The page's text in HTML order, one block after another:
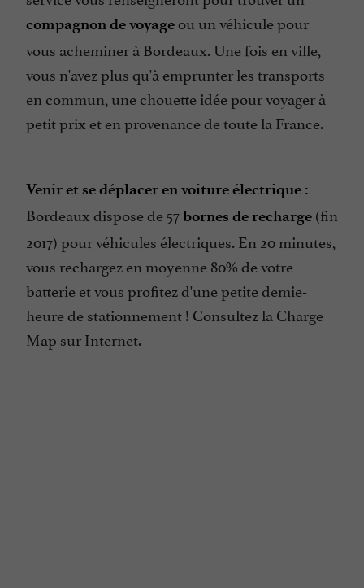
compagnon de voyage ou un véhicule pour
vous acheminer à Bordeaux. Une fois en ville,
vous n'avez plus qu'à emprunter les transports
en commun, une chouette idée pour voyager à
petit prix et en provenance de toute la France.
Venir et se déplacer en voiture électrique :
Bordeaux dispose de 57bornes de recharge (fin
2017) pour véhicules électriques. En 20 minutes,
vous rechargez en moyenne 80% de votre
batterie et vous profitez d'une petite demie-
heure de stationnement ! Consultez la Charge
Map sur Internet.